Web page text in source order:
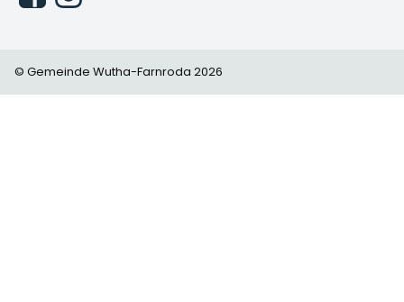
© Gemeinde Wutha-Farnroda 2026